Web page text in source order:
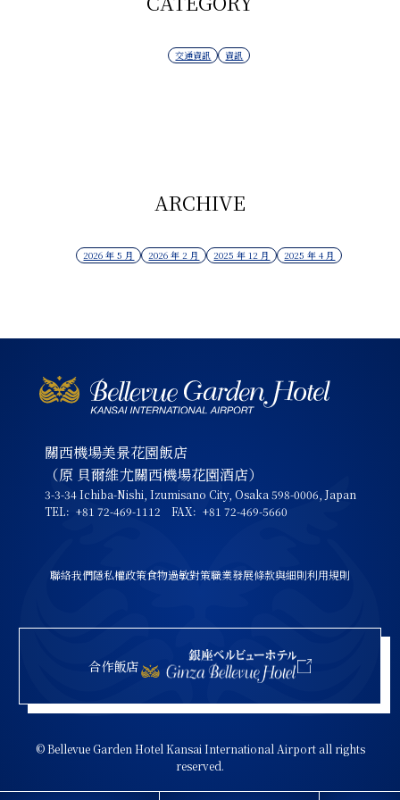
交通資訊 資訊
ARCHIVE
2026 年 5 月 2026 年 2 月 2025 年 12 月 2025 年 4 月
關西機場美景花園飯店
（原 貝爾維尤關西機場花園酒店）
3-3-34 Ichiba-Nishi, Izumisano City, Osaka 598-0006, Japan
TEL：+81 72-469-1112 FAX：+81 72-469-5660
聯絡我們隱私權政策食物過敏對策職業發展條款與細則利用規則
合作飯店
© Bellevue Garden Hotel Kansai International Airport all rights
reserved.